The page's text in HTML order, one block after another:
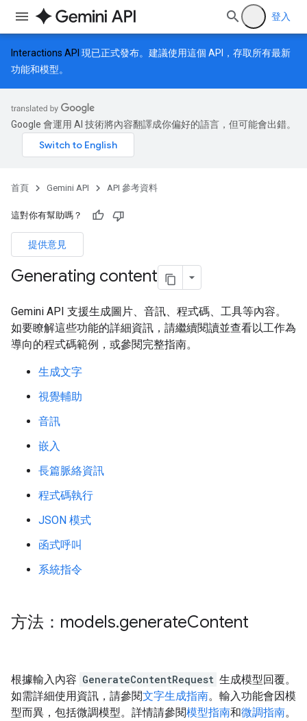
登入
Interactions API 現已正式發布。建議使用這個 API，存取所有最新
功能和模型。
Google 會運用 AI 技術將內容翻譯成你偏好的語言，但可能會出錯。
首頁 Gemini API API 參考資料
這對你有幫助嗎？
提供意見
Generating content
Gemini API 支援生成圖片、音訊、程式碼、工具等內容。
如要瞭解這些功能的詳細資訊，請繼續閱讀並查看以工作為
導向的程式碼範例，或參閱完整指南。
生成文字
視覺輔助
音訊
嵌入
長篇脈絡資訊
程式碼執行
JSON 模式
函式呼叫
系統指令
方法：models.generateContent
根據輸入內容 GenerateContentRequest 生成模型回覆。
如需詳細使用資訊，請參閱文字生成指南。輸入功能會因模
型而異，包括微調模型。詳情請參閱模型指南和微調指南。